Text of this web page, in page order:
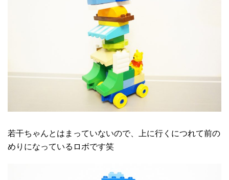
若干ちゃんとはまっていないので、上に行くにつれて前の
めりになっているロボです笑